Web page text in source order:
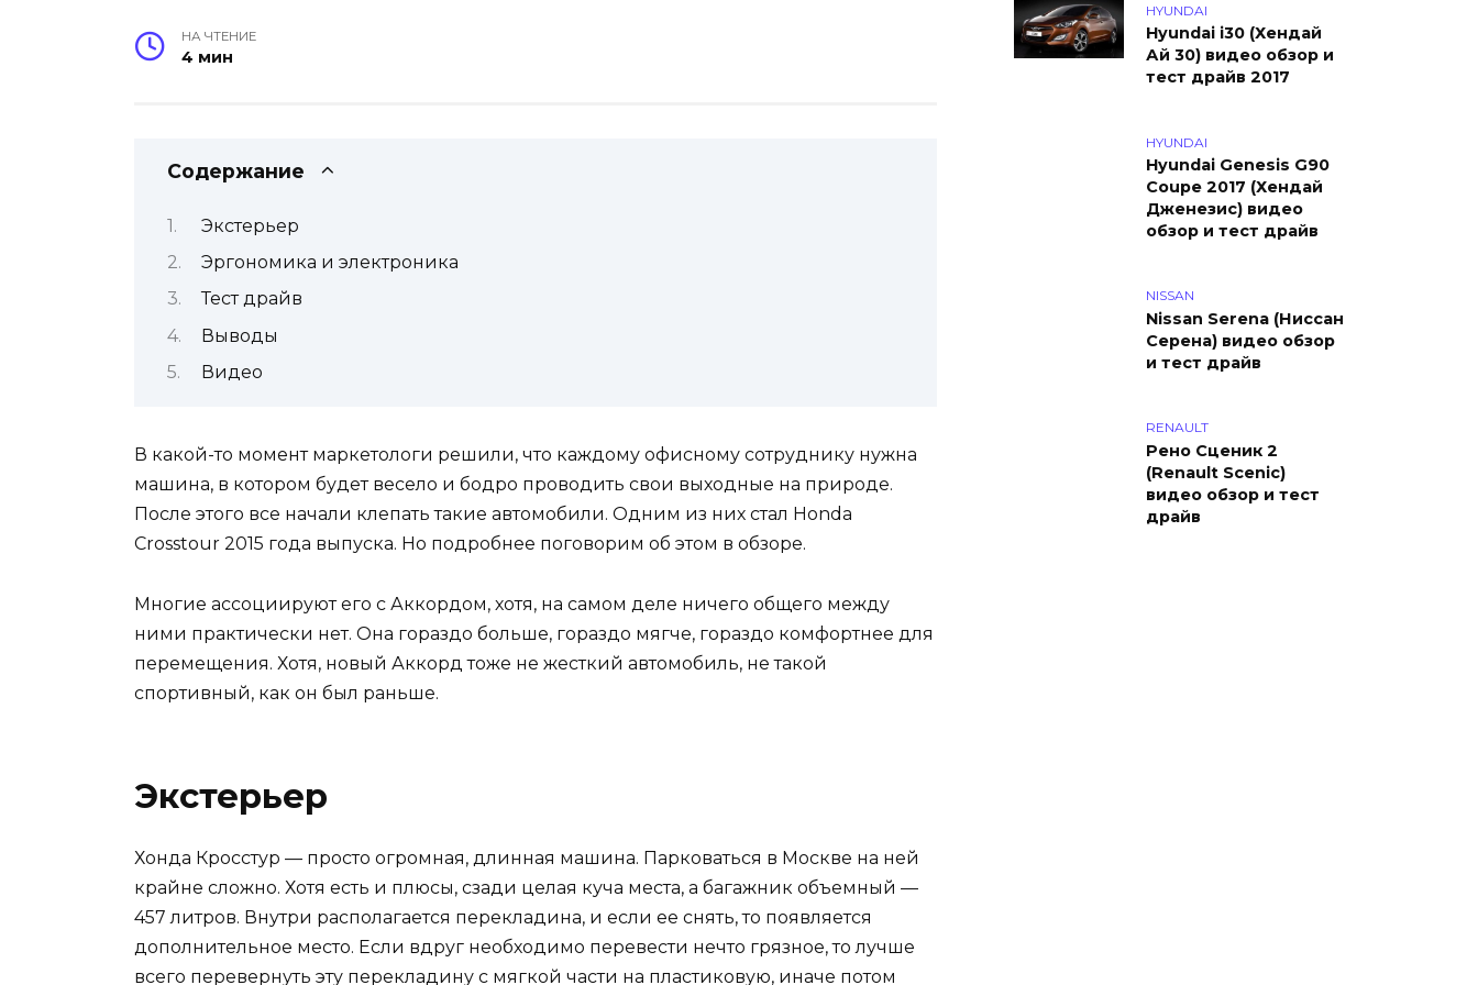
НА ЧТЕНИЕ
4 мин
Содержание
Экстерьер
Эргономика и электроника
Тест драйв
Выводы
Видео
В какой-то момент маркетологи решили, что каждому офисному сотруднику нужна
машина, в котором будет весело и бодро проводить свои выходные на природе.
После этого все начали клепать такие автомобили. Одним из них стал Honda
Crosstour 2015 года выпуска. Но подробнее поговорим об этом в обзоре.
Многие ассоциируют его с Аккордом, хотя, на самом деле ничего общего между
ними практически нет. Она гораздо больше, гораздо мягче, гораздо комфортнее для
перемещения. Хотя, новый Аккорд тоже не жесткий автомобиль, не такой
спортивный, как он был раньше.
Экстерьер
Хонда Кросстур — просто огромная, длинная машина. Парковаться в Москве на ней
крайне сложно. Хотя есть и плюсы, сзади целая куча места, а багажник объемный —
457 литров. Внутри располагается перекладина, и если ее снять, то появляется
дополнительное место. Если вдруг необходимо перевести нечто грязное, то лучше
всего перевернуть эту перекладину с мягкой части на пластиковую, иначе потом
HYUNDAI
Hyundai i30 (Хендай
Ай 30) видео обзор и
тест драйв 2017
HYUNDAI
Hyundai Genesis G90
Coupe 2017 (Хендай
Дженезис) видео
обзор и тест драйв
NISSAN
Nissan Serena (Ниссан
Серена) видео обзор
и тест драйв
RENAULT
Рено Сценик 2
(Renault Scenic)
видео обзор и тест
драйв